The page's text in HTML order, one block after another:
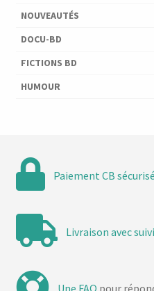
NOUVEAUTÉS
DOCU-BD
FICTIONS BD
HUMOUR
Paiement CB sécurisé
Livraison avec suivi
Une FAQ pour